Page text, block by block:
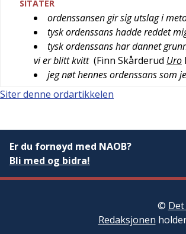
SITATER
ordenssansen gir sig utslag i
tysk ordenssans hadde reddet
tysk ordenssans har dannet
vi er blitt kvitt (Finn Skårderud Uro
jeg nøt hennes ordenssans som
Siter denne ordartikkelen
Er du fornøyd med NAOB?
Bli med og bidra!
©
Redaksjonen